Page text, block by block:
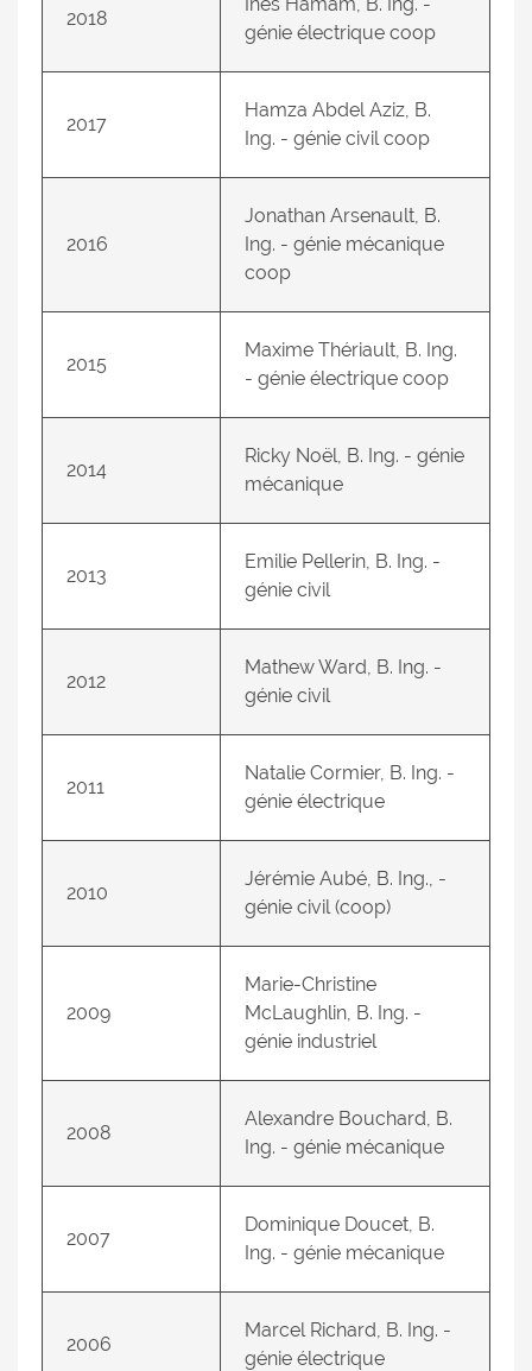
2018
génie électrique coop
2017
Hamza Abdel Aziz, B.
Ing. - génie civil coop
2016
Jonathan Arsenault, B.
Ing. - génie mécanique
coop
2015
Maxime Thériault, B. Ing.
- génie électrique coop
2014
Ricky Noël, B. Ing. - génie
mécanique
2013
Emilie Pellerin, B. Ing. -
génie civil
2012
Mathew Ward, B. Ing. -
génie civil
2011
Natalie Cormier, B. Ing. -
génie électrique
2010
Jérémie Aubé, B. Ing., -
génie civil (coop)
2009
Marie-Christine
McLaughlin, B. Ing. -
génie industriel
2008
Alexandre Bouchard, B.
Ing. - génie mécanique
2007
Dominique Doucet, B.
Ing. - génie mécanique
2006
Marcel Richard, B. Ing. -
génie électrique